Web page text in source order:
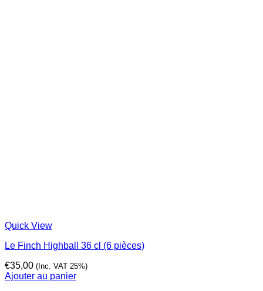
Quick View
Le Finch Highball 36 cl (6 pièces)
€35,00 (Inc. VAT 25%)
Ajouter au panier